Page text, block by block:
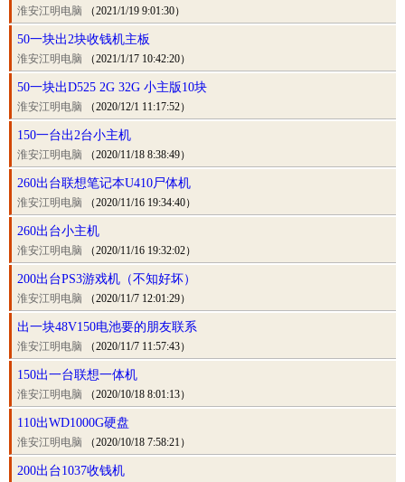
淮安江明电脑 （2021/1/19 9:01:30）
50一块出2块收钱机主板
淮安江明电脑 （2021/1/17 10:42:20）
50一块出D525 2G 32G 小主版10块
淮安江明电脑 （2020/12/1 11:17:52）
150一台出2台小主机
淮安江明电脑 （2020/11/18 8:38:49）
260出台联想笔记本U410尸体机
淮安江明电脑 （2020/11/16 19:34:40）
260出台小主机
淮安江明电脑 （2020/11/16 19:32:02）
200出台PS3游戏机（不知好坏）
淮安江明电脑 （2020/11/7 12:01:29）
出一块48V150电池要的朋友联系
淮安江明电脑 （2020/11/7 11:57:43）
150出一台联想一体机
淮安江明电脑 （2020/10/18 8:01:13）
110出WD1000G硬盘
淮安江明电脑 （2020/10/18 7:58:21）
200出台1037收钱机